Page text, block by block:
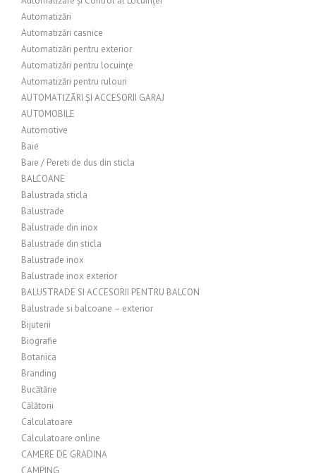
Automatizări
Automatizări casnice
Automatizări pentru exterior
Automatizări pentru locuințe
Automatizări pentru rulouri
AUTOMATIZĂRI ȘI ACCESORII GARAJ
AUTOMOBILE
Automotive
Baie
Baie / Pereti de dus din sticla
BALCOANE
Balustrada sticla
Balustrade
Balustrade din inox
Balustrade din sticla
Balustrade inox
Balustrade inox exterior
BALUSTRADE SI ACCESORII PENTRU BALCON
Balustrade si balcoane – exterior
Bijuterii
Biografie
Botanica
Branding
Bucătărie
Călătorii
Calculatoare
Calculatoare online
CAMERE DE GRADINA
CAMPING